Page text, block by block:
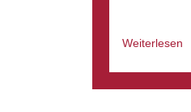
Weiterlesen